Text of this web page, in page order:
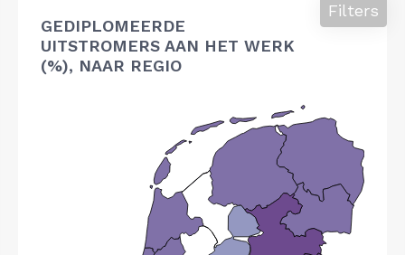
GEDIPLOMEERDE
UITSTROMERS AAN HET WERK
(%), NAAR REGIO
Filters